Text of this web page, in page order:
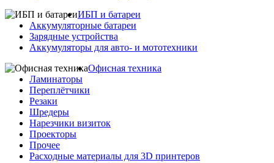
ИБП и батареи
Аккумуляторные батареи
Зарядные устройства
Аккумуляторы для авто- и мототехники
Офисная техника
Ламинаторы
Переплётчики
Резаки
Шредеры
Нарезчики визиток
Проекторы
Прочее
Расходные материалы для 3D принтеров